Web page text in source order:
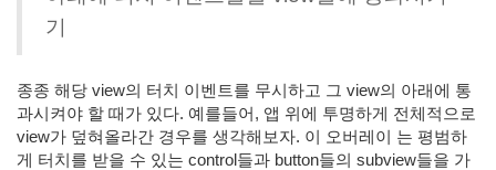
기
종종 해당 view의 터치 이벤트를 무시하고 그 view의 아래에 통
과시켜야 할 때가 있다. 예를들어, 앱 위에 투명하게 전체적으로
view가 덮혀올라간 경우를 생각해보자. 이 오버레이 는 평범하
게 터치를 받을 수 있는 control들과 button들의 subview들을 가